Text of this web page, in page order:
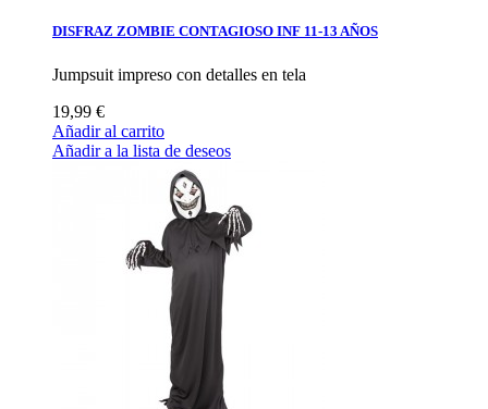
DISFRAZ ZOMBIE CONTAGIOSO INF 11-13 AÑOS
Jumpsuit impreso con detalles en tela
19,99 €
Añadir al carrito
Añadir a la lista de deseos